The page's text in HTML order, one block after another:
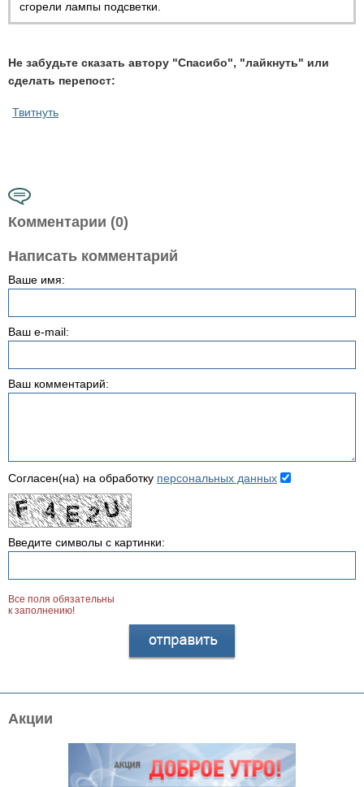
Акции
сгорели лампы подсветки.
Не забудьте сказать автору "Спасибо", "лайкнуть" или
сделать перепост:
Твитнуть
Комментарии (0)
Написать комментарий
Ваше имя:
Ваш e-mail:
Ваш комментарий:
Согласен(на) на обработку персональных данных
Введите символы с картинки:
Все поля обязательны
к заполнению!